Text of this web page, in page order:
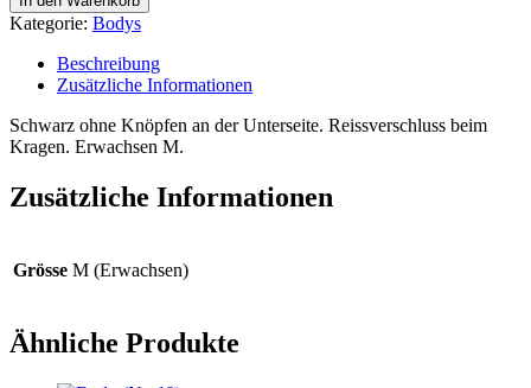
(Nr.
Menge
Kategorie: Bodys
Beschreibung
Zusätzliche Informationen
Schwarz ohne Knöpfen an der Unterseite. Reissverschluss beim
Kragen. Erwachsen M.
Zusätzliche Informationen
Grösse M (Erwachsen)
Ähnliche Produkte